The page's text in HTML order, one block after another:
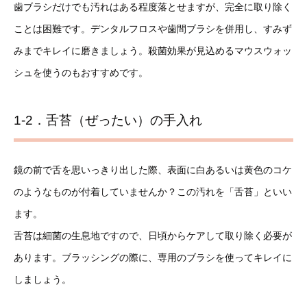
歯ブラシだけでも汚れはある程度落とせますが、完全に取り除く
ことは困難です。デンタルフロスや歯間ブラシを併用し、すみず
みまでキレイに磨きましょう。殺菌効果が見込めるマウスウォッ
シュを使うのもおすすめです。
1-2．舌苔（ぜったい）の手入れ
鏡の前で舌を思いっきり出した際、表面に白あるいは黄色のコケ
のようなものが付着していませんか？この汚れを「舌苔」といい
ます。
舌苔は細菌の生息地ですので、日頃からケアして取り除く必要が
あります。ブラッシングの際に、専用のブラシを使ってキレイに
しましょう。